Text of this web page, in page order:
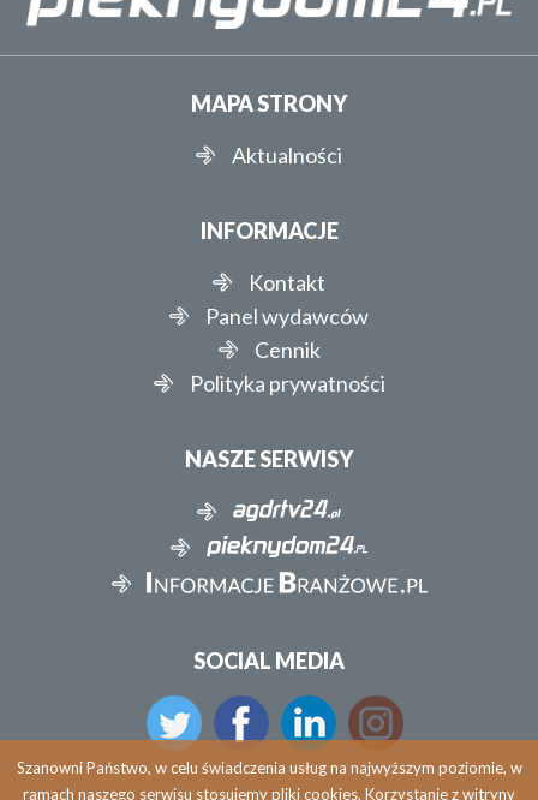
MAPA STRONY
Aktualności
INFORMACJE
Kontakt
Panel wydawców
Cennik
Polityka prywatności
NASZE SERWISY
SOCIAL MEDIA
Szanowni Państwo, w celu świadczenia usług na najwyższym poziomie, w
ramach naszego serwisu stosujemy pliki cookies. Korzystanie z witryny